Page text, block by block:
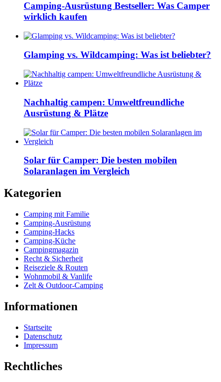
Camping-Ausrüstung Bestseller: Was Camper
wirklich kaufen
Glamping vs. Wildcamping: Was ist beliebter?
Nachhaltig campen: Umweltfreundliche
Ausrüstung & Plätze
Solar für Camper: Die besten mobilen
Solaranlagen im Vergleich
Kategorien
Camping mit Familie
Camping-Ausrüstung
Camping-Hacks
Camping-Küche
Campingmagazin
Recht & Sicherheit
Reiseziele & Routen
Wohnmobil & Vanlife
Zelt & Outdoor-Camping
Informationen
Startseite
Datenschutz
Impressum
Rechtliches